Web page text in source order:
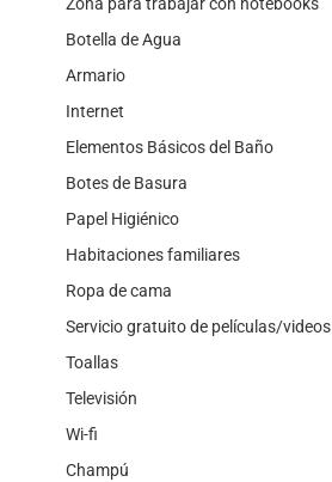
Botella de Agua
Armario
Internet
Elementos Básicos del Baño
Botes de Basura
Papel Higiénico
Habitaciones familiares
Ropa de cama
Servicio gratuito de películas/videos
Toallas
Televisión
Wi-fi
Champú